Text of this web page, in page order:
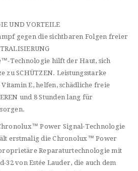
UND VORTEILE
gegen die sichtbaren Folgen freier
Technologie hilft der Haut, sich
zu SCHÜTZEN. Leistungsstarke
E, helfen, schädliche freie
und 8 Stunden lang für
Power Signal-Technologie
erstmalig die Chronolux™ Power
Reparaturtechnologie mit
von Estée Lauder, die auch dem